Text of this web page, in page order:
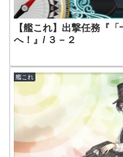
【艦これ】出撃任務『
へ！』/ ３－２
艦これ